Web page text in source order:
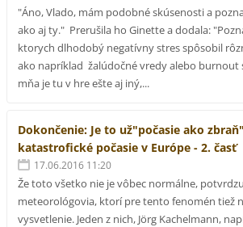
"Áno, Vlado, mám podobné skúsenosti a
ako aj ty." Prerušila ho Ginette a dodala:
ktorych dlhodobý negatívny stres spôsobil
ako napríklad žalúdočné vredy alebo burnout
mňa je tu v hre ešte aj iný,...
Dokončenie: Je to už"počasie ako
katastrofické počasie v Európe - 2. časť
17.06.2016 11:20
Že toto všetko nie je vôbec normálne,
meteorológovia, ktorí pre tento fenomén tiež
vysvetlenie. Jeden z nich, Jörg Kachelmann,